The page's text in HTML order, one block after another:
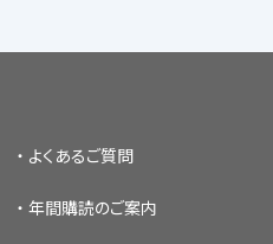
よくあるご質問
年間購読のご案内